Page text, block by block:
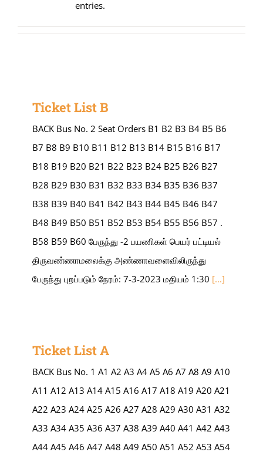
entries.
Ticket List B
BACK Bus No. 2 Seat Orders B1 B2 B3 B4 B5 B6
B7 B8 B9 B10 B11 B12 B13 B14 B15 B16 B17
B18 B19 B20 B21 B22 B23 B24 B25 B26 B27
B28 B29 B30 B31 B32 B33 B34 B35 B36 B37
B38 B39 B40 B41 B42 B43 B44 B45 B46 B47
B48 B49 B50 B51 B52 B53 B54 B55 B56 B57 .
B58 B59 B60 பேருந்து -2 பயணிகள் பெயர் பட்டியல்
திருவண்ணாமலைக்கு அண்ணாவளைவிலிருந்து
பேருந்து புறப்படும் நேரம்: 7-3-2023 மதியம் 1:30 [...]
Ticket List A
BACK Bus No. 1 A1 A2 A3 A4 A5 A6 A7 A8 A9 A10
A11 A12 A13 A14 A15 A16 A17 A18 A19 A20 A21
A22 A23 A24 A25 A26 A27 A28 A29 A30 A31 A32
A33 A34 A35 A36 A37 A38 A39 A40 A41 A42 A43
A44 A45 A46 A47 A48 A49 A50 A51 A52 A53 A54